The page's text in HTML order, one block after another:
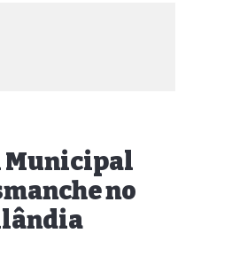
Municipal
no